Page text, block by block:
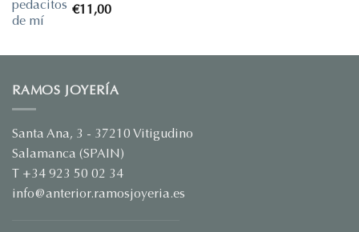
€11,00
RAMOS JOYERÍA
Santa Ana, 3 - 37210 Vitigudino
Salamanca (SPAIN)
T +34 923 50 02 34
info@anterior.ramosjoyeria.es